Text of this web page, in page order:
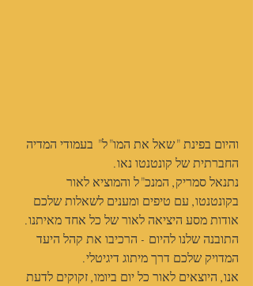
והיום בפינת "שאל את המו"ל" בעמודי המדיה
החברתית של קונטנטו נאו.
נתנאל סמריק, המנכ"ל והמוציא לאור
בקונטנטו, עם טיפים ומענים לשאלות שלכם
אודות מסע היציאה לאור של כל אחד מאיתנו.
התובנה שלנו להיום - הרכיבו את קהל היעד
המדויק שלכם דרך מיתוג דיגיטלי.
אנו, היוצאים לאור כל יום ביומו, זקוקים לדעת